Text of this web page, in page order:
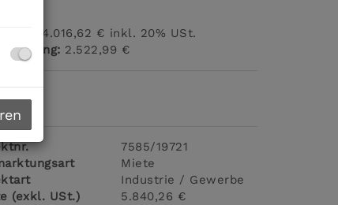
14.016,62 € inkl. 20% USt.
2.522,99 €
7585/19721
Miete
Industrie / Gewerbe
(exkl. USt.)
5.840,26 €